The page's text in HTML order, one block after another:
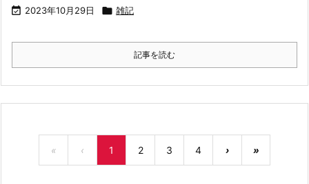
 2023年10月29日  雑記
記事を読む
« ‹ 1 2 3 4 › »